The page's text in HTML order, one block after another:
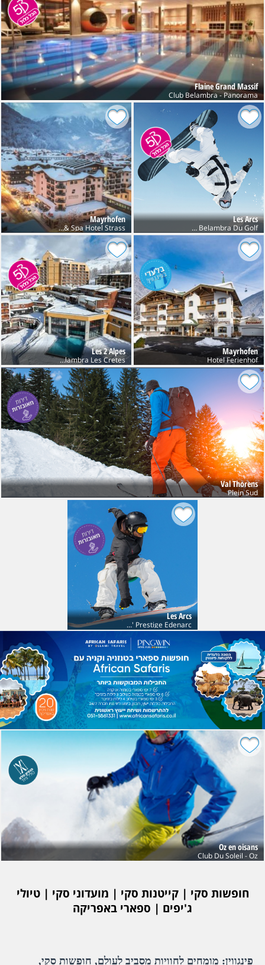
Flaine Grand Massif
Club Belambra - Panorama
Les Arcs
Club Belambra Du Golf
Mayrhofen
Sport & Spa Hotel Strass
Mayrhofen
Hotel Ferienhof
Les 2 Alpes
Club Belambra Les Cretes
Val Thorens
Plein Sud
Les Arcs
Res' Prestige Edenarc
Oz en oisans
Club Du Soleil - Oz
חופשות סקי | קייטנות סקי | מועדוני סקי | טיולי
ג'יפים | ספארי באפריקה
פינגווין: מומחים לחוויות מסביב לעולם, חופשות סקי,